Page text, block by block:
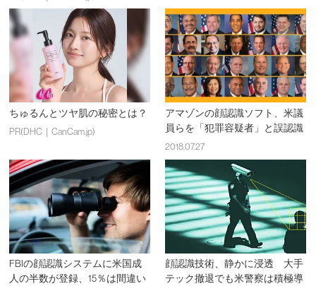
ちゅるんとツヤ肌の秘密とは？
PR(DHC｜CanCam.jp)
アマゾンの顔認識ソフト、米議
員らを「犯罪容疑者」と誤認識
2018.07.27
FBIの顔認識システムに米国成
人の半数が登録、15％は間違い
顔認識技術、静かに浸透 大手
テック撤退でも米警察は積極導